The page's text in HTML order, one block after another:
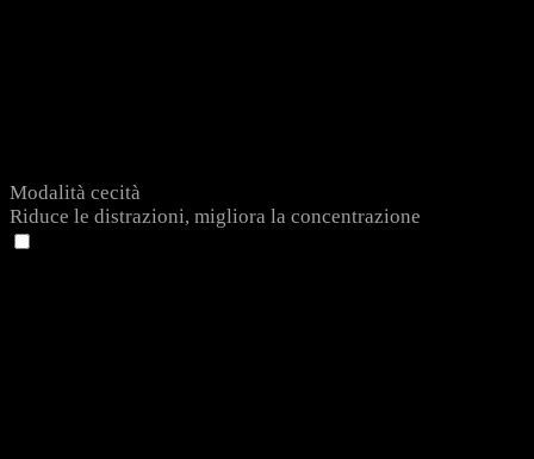
Modalità cecità
Riduce le distrazioni, migliora la concentrazione